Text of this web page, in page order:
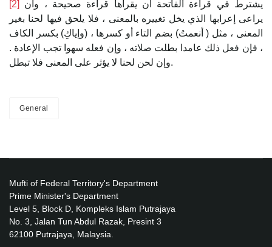
[2]
يراعى إعرابها الذي يخل تغييره بالمعنى ، فلا يلحق فيها لحنا بغير
المعنى ، مثل ( أنعمتُ) بضم التاء أو كسرها ، (وإياكِ) بكسر الكاف
، فإن فعل ذلك عامدا بطلت صلاته ، وإن فعله سهوا تجب الإعادة .
وإن لحن لحنا لا يؤثر على المعنى فلا تبطل.
General
Mufti of Federal Territory's Department
Prime Minister's Department
Level 5, Block D, Kompleks Islam Putrajaya
No. 3, Jalan Tun Abdul Razak, Presint 3
62100 Putrajaya, Malaysia.